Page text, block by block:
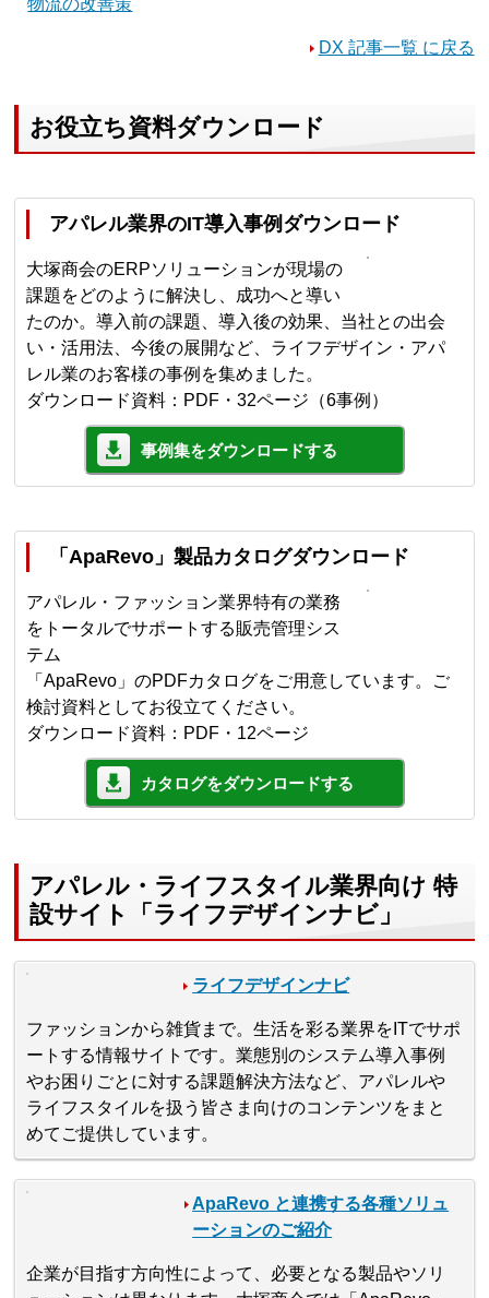
物流の改善策
DX 記事一覧 に戻る
お役立ち資料ダウンロード
アパレル業界のIT導入事例ダウンロード
大塚商会のERPソリューションが現場の
課題をどのように解決し、成功へと導い
たのか。導入前の課題、導入後の効果、当社との出会
い・活用法、今後の展開など、ライフデザイン・アパ
レル業のお客様の事例を集めました。
ダウンロード資料：PDF・32ページ（6事例）
事例集をダウンロードする
「ApaRevo」製品カタログダウンロード
アパレル・ファッション業界特有の業務
をトータルでサポートする販売管理シス
テム
「ApaRevo」のPDFカタログをご用意しています。ご
検討資料としてお役立てください。
ダウンロード資料：PDF・12ページ
カタログをダウンロードする
アパレル・ライフスタイル業界向け 特
設サイト「ライフデザインナビ」
ライフデザインナビ
ファッションから雑貨まで。生活を彩る業界をITでサポ
ートする情報サイトです。業態別のシステム導入事例
やお困りごとに対する課題解決方法など、アパレルや
ライフスタイルを扱う皆さま向けのコンテンツをまと
めてご提供しています。
ApaRevo と連携する各種ソリュ
ーションのご紹介
企業が目指す方向性によって、必要となる製品やソリ